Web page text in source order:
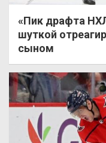
«Пик драфта
шуткой
сыном